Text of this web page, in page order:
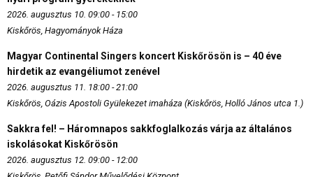
2026. augusztus 10. 09:00 - 15:00
Kiskőrös, Hagyományok Háza
Magyar Continental Singers koncert Kiskőrösön is – 40 éve
hirdetik az evangéliumot zenével
2026. augusztus 11. 18:00 - 21:00
Kiskőrös, Oázis Apostoli Gyülekezet imaháza (Kiskőrös, Holló János utca 1.)
Sakkra fel! – Háromnapos sakkfoglalkozás várja az általános
iskolásokat Kiskőrösön
2026. augusztus 12. 09:00 - 12:00